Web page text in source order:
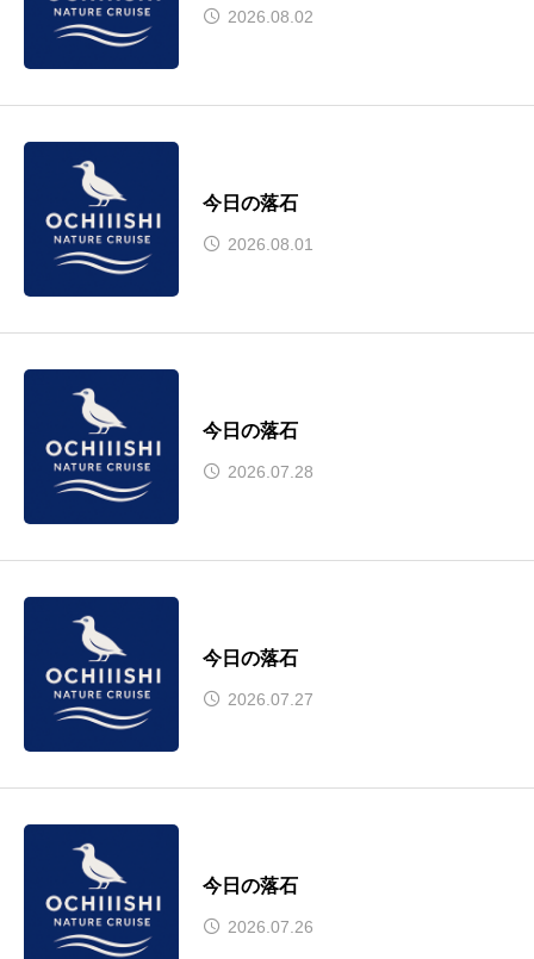
2026.08.02
今日の落石
2026.08.01
今日の落石
2026.07.28
今日の落石
2026.07.27
今日の落石
2026.07.26